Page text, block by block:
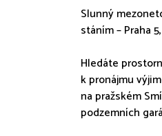
Slunný
stáním – Praha
Hledáte
k pronájmu
na pražském
podzemních